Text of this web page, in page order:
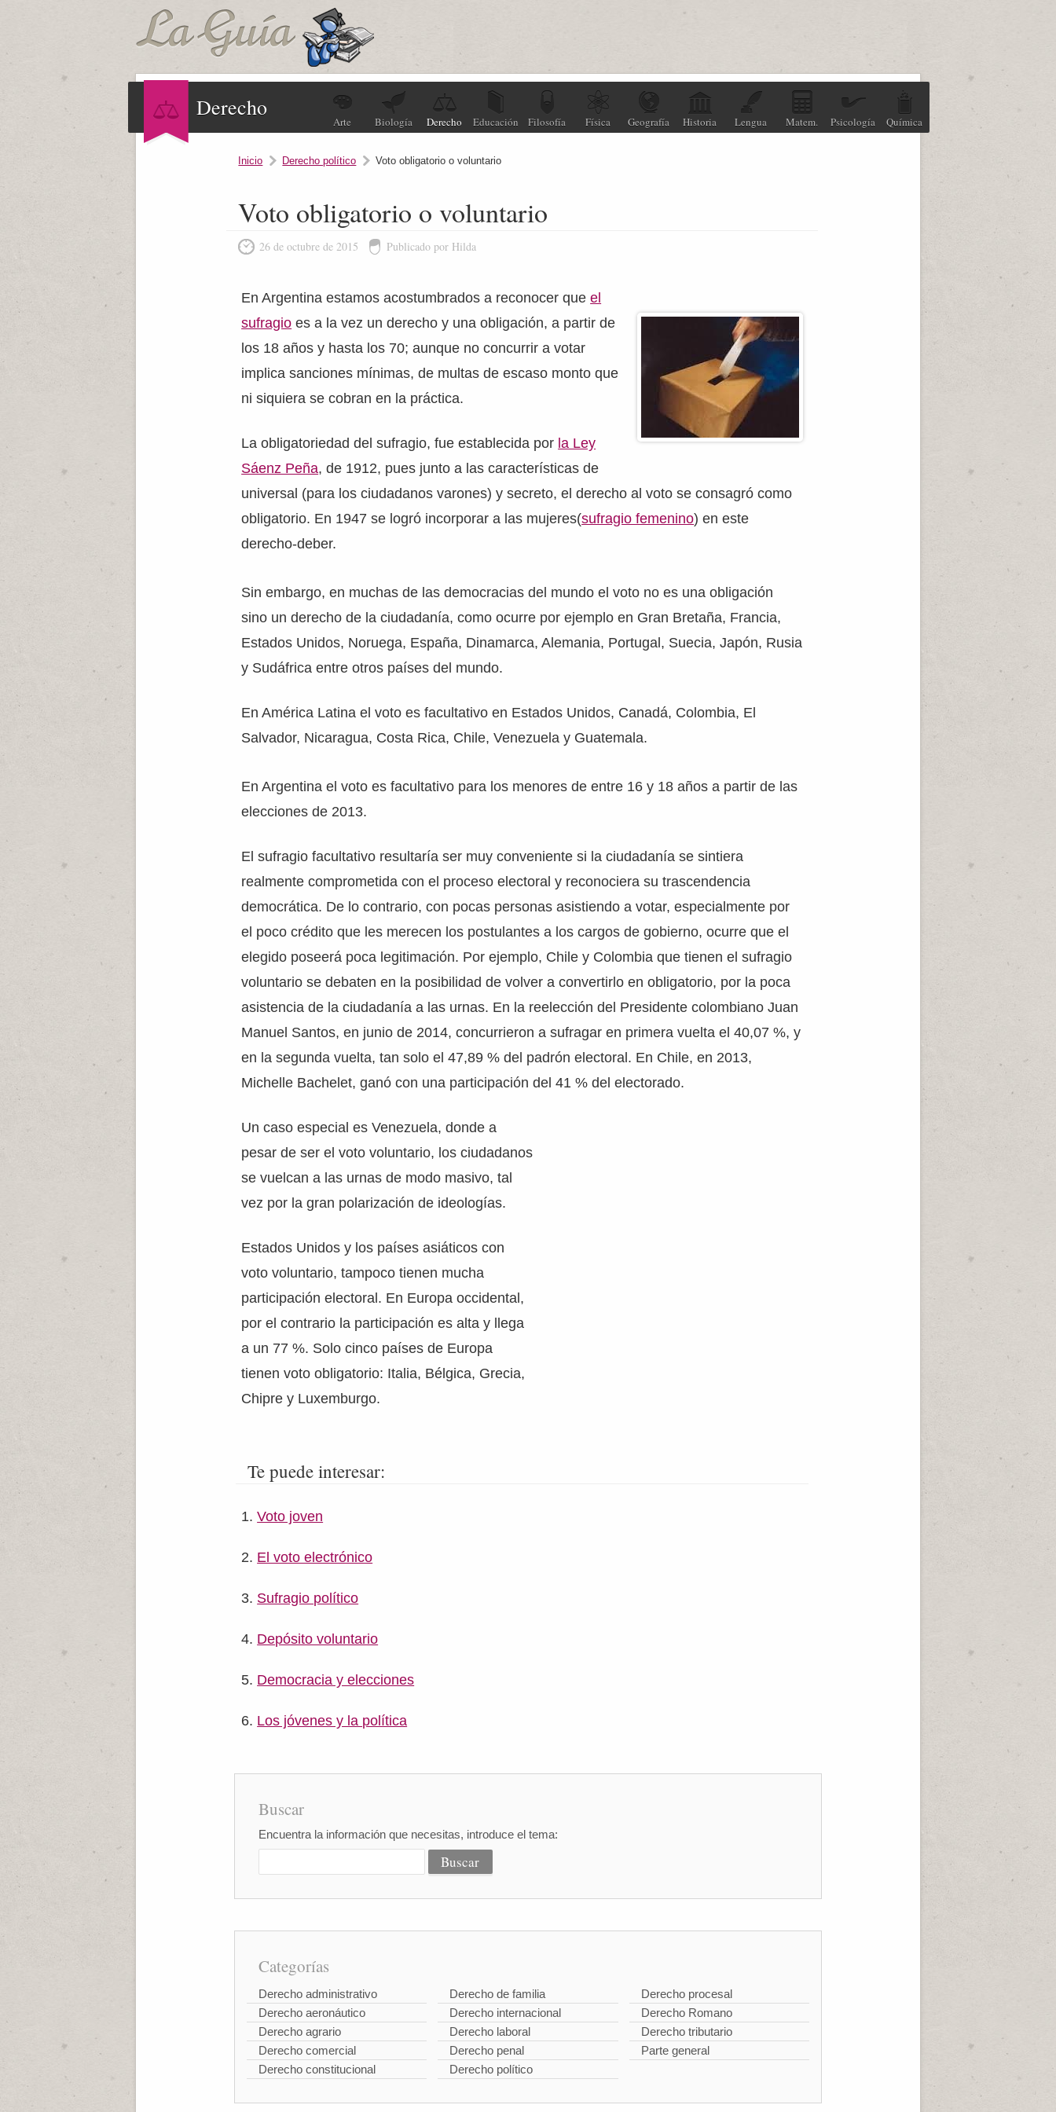
Derecho
Arte Biología Derecho Educación Filosofía Física Geografía Historia Lengua Matem. Psicología Química
Inicio Derecho político Voto obligatorio o voluntario
Voto obligatorio o voluntario
26 de octubre de 2015 Publicado por Hilda
En Argentina estamos acostumbrados a reconocer queel
sufragio es a la vez un derecho y una obligación, a partir de
los 18 años y hasta los 70; aunque no concurrir a votar
implica sanciones mínimas, de multas de escaso monto que
ni siquiera se cobran en la práctica.
La obligatoriedad del sufragio, fue establecida por la Ley
Sáenz Peña, de 1912, pues junto a las características de
universal (para los ciudadanos varones) y secreto, el derecho al voto se consagró como
obligatorio. En 1947 se logró incorporar a las mujeres(sufragio femenino) en este
derecho-deber.
Sin embargo, en muchas de las democracias del mundo el voto no es una obligación
sino un derecho de la ciudadanía, como ocurre por ejemplo en Gran Bretaña, Francia,
Estados Unidos, Noruega, España, Dinamarca, Alemania, Portugal, Suecia, Japón, Rusia
y Sudáfrica entre otros países del mundo.
En América Latina el voto es facultativo en Estados Unidos, Canadá, Colombia, El
Salvador, Nicaragua, Costa Rica, Chile, Venezuela y Guatemala.
En Argentina el voto es facultativo para los menores de entre 16 y 18 años a partir de las
elecciones de 2013.
El sufragio facultativo resultaría ser muy conveniente si la ciudadanía se sintiera
realmente comprometida con el proceso electoral y reconociera su trascendencia
democrática. De lo contrario, con pocas personas asistiendo a votar, especialmente por
el poco crédito que les merecen los postulantes a los cargos de gobierno, ocurre que el
elegido poseerá poca legitimación. Por ejemplo, Chile y Colombia que tienen el sufragio
voluntario se debaten en la posibilidad de volver a convertirlo en obligatorio, por la poca
asistencia de la ciudadanía a las urnas. En la reelección del Presidente colombiano Juan
Manuel Santos, en junio de 2014, concurrieron a sufragar en primera vuelta el 40,07 %, y
en la segunda vuelta, tan solo el 47,89 % del padrón electoral. En Chile, en 2013,
Michelle Bachelet, ganó con una participación del 41 % del electorado.
Un caso especial es Venezuela, donde a
pesar de ser el voto voluntario, los ciudadanos
se vuelcan a las urnas de modo masivo, tal
vez por la gran polarización de ideologías.
Estados Unidos y los países asiáticos con
voto voluntario, tampoco tienen mucha
participación electoral. En Europa occidental,
por el contrario la participación es alta y llega
a un 77 %. Solo cinco países de Europa
tienen voto obligatorio: Italia, Bélgica, Grecia,
Chipre y Luxemburgo.
Te puede interesar:
Voto joven
El voto electrónico
Sufragio político
Depósito voluntario
Democracia y elecciones
Los jóvenes y la política
Buscar
Encuentra la información que necesitas, introduce el tema:
Categorías
Derecho administrativo
Derecho aeronáutico
Derecho agrario
Derecho comercial
Derecho constitucional
Derecho de familia
Derecho internacional
Derecho laboral
Derecho penal
Derecho político
Derecho procesal
Derecho Romano
Derecho tributario
Parte general